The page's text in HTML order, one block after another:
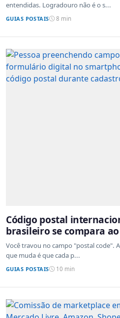
entendidas. Logradouro não é o s...
GUIAS POSTAIS 8 min
Código postal
brasileiro se compara ao
sistemas de outros
Você travou no campo "postal code".
que muda é que cada p...
GUIAS POSTAIS 10 min